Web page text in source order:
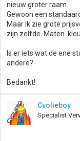
nieuw groter raam.
Gewoon een
Maar ik zie grote
zijn zelfde. Maten.
Is er iets wat de ene
andere?
Bedankt!
Cvolieboy
Specialist